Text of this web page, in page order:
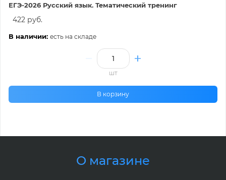
ЕГЭ-2026 Русский язык. Тематический тренинг
422 руб.
В наличии: есть на складе
шт
В корзину
О магазине